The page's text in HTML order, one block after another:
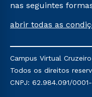
nas seguintes
Já para as demais,
mencionadas são
Religioso, Geografia
do Ensino de
abrir todas as
Campus Virtual
Todos os direitos
CNPJ: 62.984.091/